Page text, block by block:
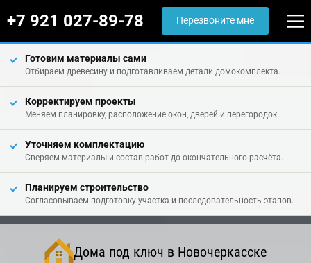
+7 921 027-89-78 Перезвоните мне
Готовим материалы сами
Отбираем древесину и подготавливаем детали домокомплекта.
Корректируем проекты
Меняем планировку, расположение окон, дверей и перегородок.
Уточняем комплектацию
Сверяем материалы и состав работ до окончательного расчёта.
Планируем строительство
Согласовываем подготовку участка и последовательность этапов.
Дома под ключ в Новочеркасске